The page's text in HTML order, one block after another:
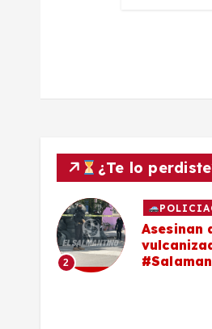
a
s
¿Te lo
2
Asesinan